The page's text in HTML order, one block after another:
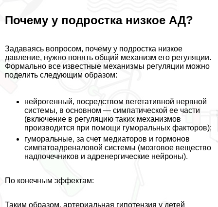
Почему у подростка низкое АД?
Задаваясь вопросом, почему у подростка низкое
давление, нужно понять общий механизм его регуляции.
Формально все известные механизмы регуляции можно
поделить следующим образом:
нейрогенный, посредством вегетативной нервной
системы, в основном — симпатической ее части
(включение в регуляцию таких механизмов
производится при помощи гумopaльных факторов);
гумopaльные, за счет медиаторов и гормонов
симпатоадреналовой системы (мозговое вещество
надпочечников и адренергические нейроны).
По конечным эффектам:
Таким образом, артериальная гипотензия у детей